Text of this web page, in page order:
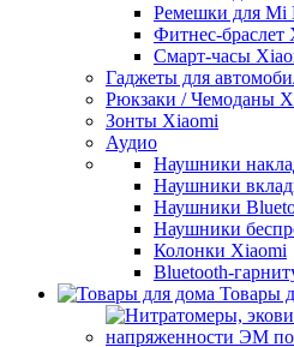
Ремешки для Mi
Фитнес-браслет
Смарт-часы
Гаджеты для
Рюкзаки / Чемоданы
Зонты Xiaomi
Аудио
Наушники
Наушники
Наушники
Наушники
Колонки Xiaomi
Bluetooth-
Товары